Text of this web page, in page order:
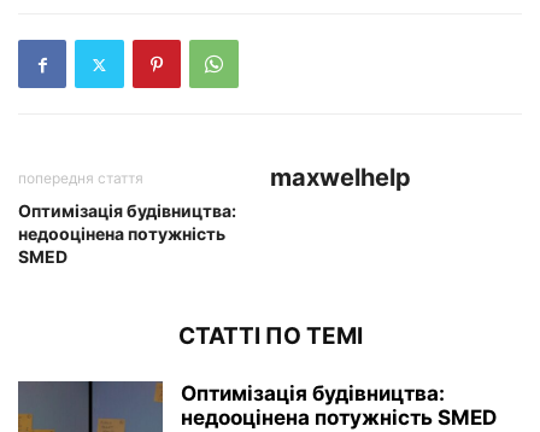
попередня стаття
Оптимізація будівництва:
недооцінена потужність
SMED
maxwelhelp
СТАТТІ ПО ТЕМІ
Оптимізація будівництва:
недооцінена потужність SMED